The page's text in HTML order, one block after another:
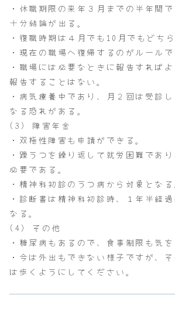
・休職期限の来年３月までの半年間
十分結論が出る。
・復職時期は４月でも10月でもどちら
・現在の職場へ復帰するのがルールで
・職場には必要なときに報告すれば
報告することはない。
・病気療養中であり、月２回は受診
なる恐れがある。
(3) 障害年金
・双極性障害も申請ができる。
・躁うつを繰り返して就労困難であ
必要である。
・精神科初診のうつ病から対象となる
・診断書は精神科初診時、１年半経
なる。
(4) その他
・糖尿病もあるので、食事制限も気を
・今は外出もできない様子ですが、
は歩くようにしてください。